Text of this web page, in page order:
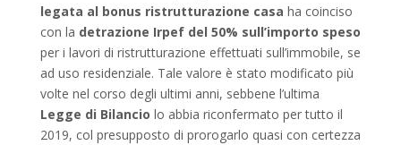
legata al bonus ristrutturazione casa ha coinciso
con la detrazione Irpef del 50% sull’importo speso
per i lavori di ristrutturazione effettuati sull’immobile, se
ad uso residenziale. Tale valore è stato modificato più
volte nel corso degli ultimi anni, sebbene l’ultima
Legge di Bilancio lo abbia riconfermato per tutto il
2019, col presupposto di prorogarlo quasi con certezza